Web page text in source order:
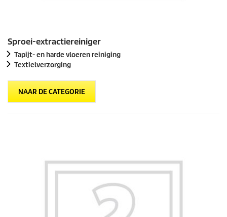
Sproei-extractiereiniger
Tapijt- en harde vloeren reiniging
Textielverzorging
NAAR DE CATEGORIE